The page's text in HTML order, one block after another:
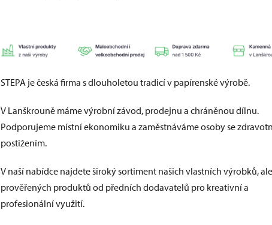
STEPA je česká firma s dlouholetou tradicí v papírenské výrobě.
V Lanškrouně máme výrobní závod, prodejnu a chráněnou dílnu.
Podporujeme místní ekonomiku a zaměstnáváme osoby se
postižením.
V naší nabídce najdete široký sortiment našich vlastních výrobků,
prověřených produktů od předních dodavatelů pro kreativní a
profesionální využití.